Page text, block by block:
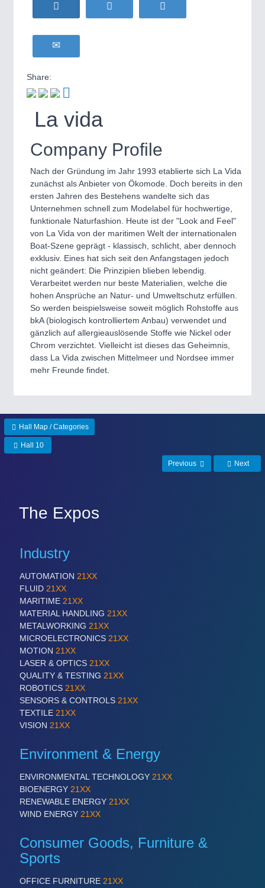
21XX
Motors & Electric Motion
Process, Plastics, Chemicals and Pumps
PLASTICS21XX
Process, Plastics, Chemicals and Pumps
ROBOTICS21XX
Industrial Robotics & Research
SENSORS & CONTROLS21XX
Processing & Motion Sensors
VISION21XX
Cameras & Vision Components
AUTOMATION 21XX
FLUID 21XX
IOT & INDUSTRY 4.0
MARITIME 21XX
PLASTICS 21XX
ROBOTICS 21XX
SENSORS & CONTROLS 21XX
TEXTILE 21XX
VISION 21XX
WIND ENERGY21XX
Wind Turbines, Components, Services
BIOENERGY21XX
Biomass, Biogas, Biofuel & CHP
HOME FURNITURE 21XX
Home Furniture & Equipment
Yachting & Water Sports
AVIATION21XX
Airplanes & Industry Suppliers
Share:
La vida
Company Profile
Nach der Gründung im Jahr 1993 etablierte sich La Vida
zunächst als Anbieter von Ökomode. Doch bereits in den
ersten Jahren des Bestehens wandelte sich das
Unternehmen schnell zum Modelabel für hochwertige,
funktionale Naturfashion. Heute ist der "Look and Feel"
von La Vida von der maritimen Welt der internationalen
Boat-Szene geprägt - klassisch, schlicht, aber dennoch
exklusiv. Eines hat sich seit den Anfangstagen jedoch
nicht geändert: Die Prinzipien blieben lebendig.
Verarbeitet werden nur beste Materialien, welche die
hohen Ansprüche an Natur- und Umweltschutz erfüllen.
So werden beispielsweise soweit möglich Rohstoffe aus
bkA (biologisch kontrolliertem Anbau) verwendet und
gänzlich auf allergieauslösende Stoffe wie Nickel oder
Chrom verzichtet. Vielleicht ist dieses das Geheimnis,
dass La Vida zwischen Mittelmeer und Nordsee immer
mehr Freunde findet.
Hall Map / Categories
Hall 10
Previous Next
The Expos
Industry
AUTOMATION 21XX
FLUID 21XX
MARITIME 21XX
MATERIAL HANDLING 21XX
METALWORKING 21XX
MICROELECTRONICS 21XX
MOTION 21XX
LASER & OPTICS 21XX
QUALITY & TESTING 21XX
ROBOTICS 21XX
SENSORS & CONTROLS 21XX
TEXTILE 21XX
VISION 21XX
Environment & Energy
ENVIRONMENTAL TECHNOLOGY 21XX
BIOENERGY 21XX
RENEWABLE ENERGY 21XX
WIND ENERGY 21XX
Consumer Goods, Furniture &
Sports
OFFICE FURNITURE 21XX